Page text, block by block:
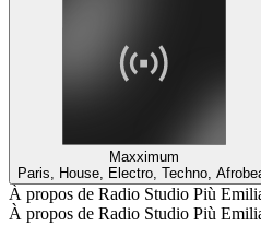
Maxximum
Paris, House, Electro, Techno,
À propos de Radio Studio Più
À propos de Radio Studio Più